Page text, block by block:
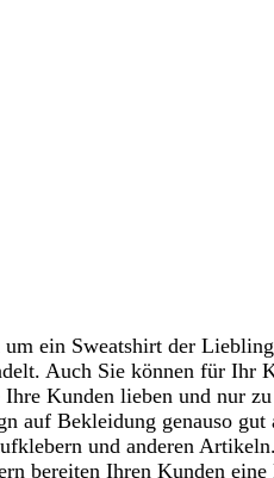
ein Sweatshirt der
Auch Sie können für Ihr
Kunden lieben und nur
auf Bekleidung genauso
und anderen
bereiten Ihren Kunden